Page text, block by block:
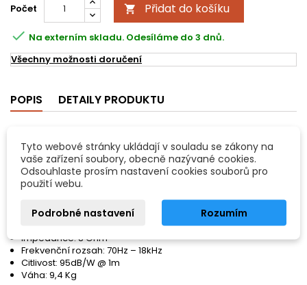
Počet  Přidat do košíku
 Na externím skladu. Odesíláme do 3 dnů.
Všechny možnosti doručení
POPIS DETAILY PRODUKTU
2-pásmový P.A. box; plastu; výkon: 150W RMS/300W program;
reproduktor: 1x 10“; 1" tlaková horna; impedance:; Ohm;
frekvenční rozsah: 70Hz; 18kHz; citlivost: 95dB/W; 1m; váha: 9,4 Kg.
Vlastnosti:
Výkon: 150W RMS/300W program
Reproduktor: 1x 10“ + 1" tlaková horna
Impedance: 8 Ohm
Frekvenční rozsah: 70Hz – 18kHz
Citlivost: 95dB/W @ 1m
Váha: 9,4 Kg
Tyto webové stránky ukládají v souladu se zákony na
vaše zařízení soubory, obecně nazývané cookies.
Odsouhlaste prosím nastavení cookies souborů pro
použití webu.
Podrobné nastavení Rozumím